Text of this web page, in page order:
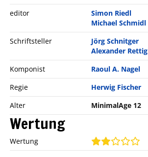
editor
Simon Riedl
Michael Schmidl
Schriftsteller
Jörg Schnitger
Alexander Rettig
Komponist
Raoul A. Nagel
Regie
Herwig Fischer
Alter
MinimalAge 12
Wertung
Wertung